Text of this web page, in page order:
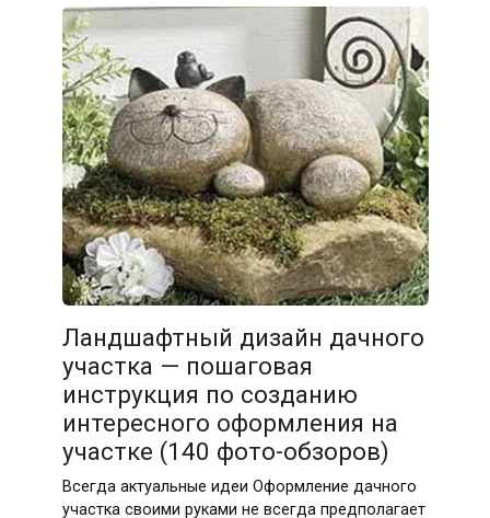
Ландшафтный дизайн дачного
участка — пошаговая
инструкция по созданию
интересного оформления на
участке (140 фото-обзоров)
Всегда актуальные идеи Оформление дачного
участка своими руками не всегда предполагает